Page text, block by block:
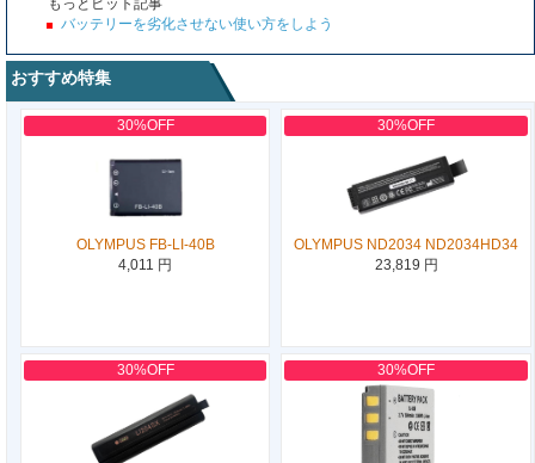
もっとヒット記事
バッテリーを劣化させない使い方をしよう
おすすめ特集
30%OFF
OLYMPUS FB-LI-40B
4,011 円
30%OFF
OLYMPUS ND2034 ND2034HD34
23,819 円
30%OFF 30%OFF